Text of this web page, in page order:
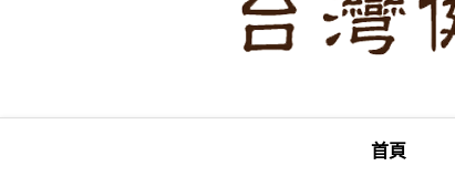
首頁